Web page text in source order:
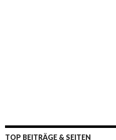
TOP BEITRÄGE & SEITEN